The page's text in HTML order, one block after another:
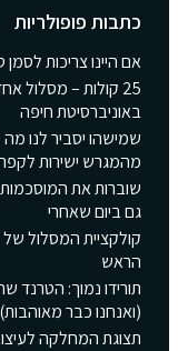
כתבות פופולריות
אם היינו צריכות
25 קולות – מסלול
באוניברסיטת חיפה
שמישהו יסביר לנו
מהמגרש ישירות
שוברות את
גם ביום שאחרי
הראש
תורידו נמוך: הטרנד
(ואנחנו כבר מאוהבות)
תצוגת המחלקה